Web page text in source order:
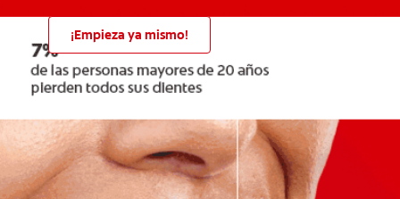
¡Empieza ya mismo!